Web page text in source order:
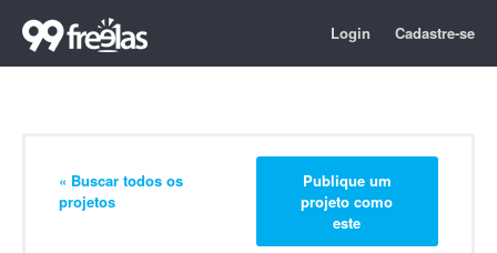
Login Cadastre-se
« Buscar todos os
projetos
Publique um
projeto como
este